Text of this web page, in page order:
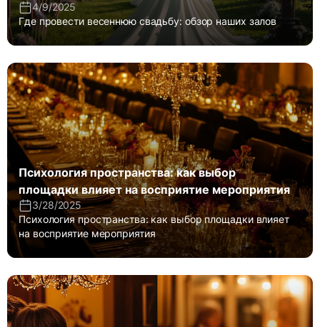
4/9/2025
Где провести весеннюю свадьбу: обзор наших залов
Психология пространства: как выбор
площадки влияет на восприятие мероприятия
3/28/2025
Психология пространства: как выбор площадки влияет
на восприятие мероприятия